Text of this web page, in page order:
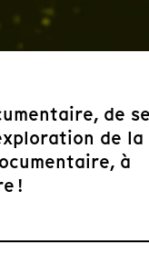
de
de la
à
!